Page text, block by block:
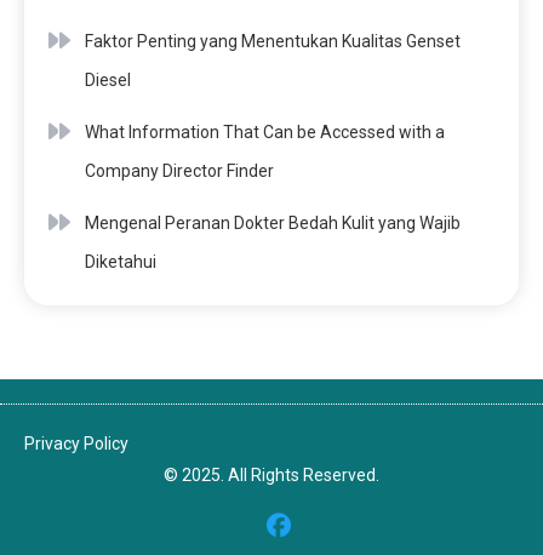
Faktor Penting yang Menentukan Kualitas Genset
Diesel
What Information That Can be Accessed with a
Company Director Finder
Mengenal Peranan Dokter Bedah Kulit yang Wajib
Diketahui
Privacy Policy